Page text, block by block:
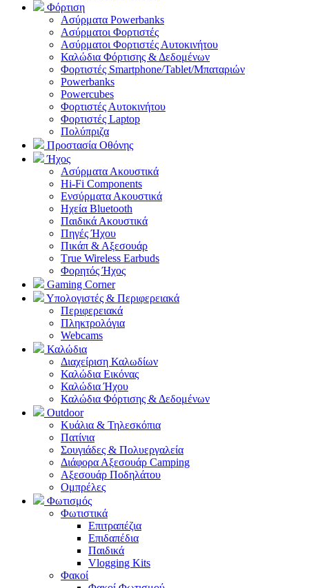
Φόρτιση
Ασύρματα Powerbanks
Aσύρματοι Φορτιστές
Ασύρματοι Φορτιστές Αυτοκινήτου
Καλώδια Φόρτισης & Δεδομένων
Φορτιστές Smartphone/Tablet/Μπαταριών
Powerbanks
Powercubes
Φορτιστές Αυτοκινήτου
Φορτιστές Laptop
Πολύπριζα
Προστασία Οθόνης
Ήχος
Ασύρματα Ακουστικά
Hi-Fi Components
Ενσύρματα Ακουστικά
Ηχεία Bluetooth
Παιδικά Ακουστικά
Πηγές Ήχου
Πικάπ & Αξεσουάρ
Τrue Wireless Earbuds
Φορητός Ήχος
Gaming Corner
Υπολογιστές & Περιφερειακά
Περιφερειακά
Πληκτρολόγια
Webcams
Καλώδια
Διαχείριση Καλωδίων
Καλώδια Εικόνας
Καλώδια Ήχου
Καλώδια Φόρτισης & Δεδομένων
Outdoor
Κυάλια & Τηλεσκόπια
Πατίνια
Σουγιάδες & Πολυεργαλεία
Διάφορα Αξεσουάρ Camping
Αξεσουάρ Ποδηλάτου
Ομπρέλες
Φωτισμός
Φωτιστικά
Επιτραπέζια
Επιδαπέδια
Παιδικά
Vlogging Kits
Φακοί